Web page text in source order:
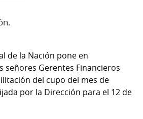
de la Nación pone en
señores Gerentes Financieros
del cupo del mes de
por la Dirección para el 12 de